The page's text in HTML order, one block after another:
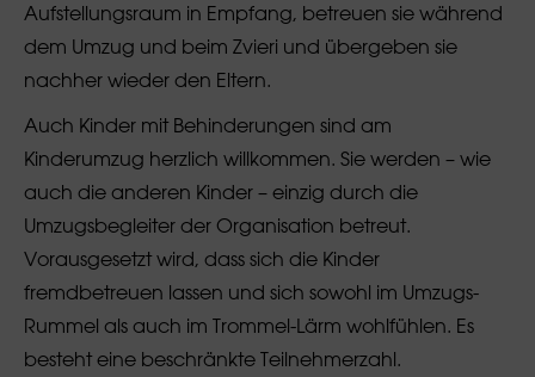
Aufstellungsraum in Empfang, betreuen sie während
dem Umzug und beim Zvieri und übergeben sie
nachher wieder den Eltern.
Auch Kinder mit Behinderungen sind am
Kinderumzug herzlich willkommen. Sie werden – wie
auch die anderen Kinder – einzig durch die
Umzugsbegleiter der Organisation betreut.
Vorausgesetzt wird, dass sich die Kinder
fremdbetreuen lassen und sich sowohl im Umzugs-
Rummel als auch im Trommel-Lärm wohlfühlen. Es
besteht eine beschränkte Teilnehmerzahl.